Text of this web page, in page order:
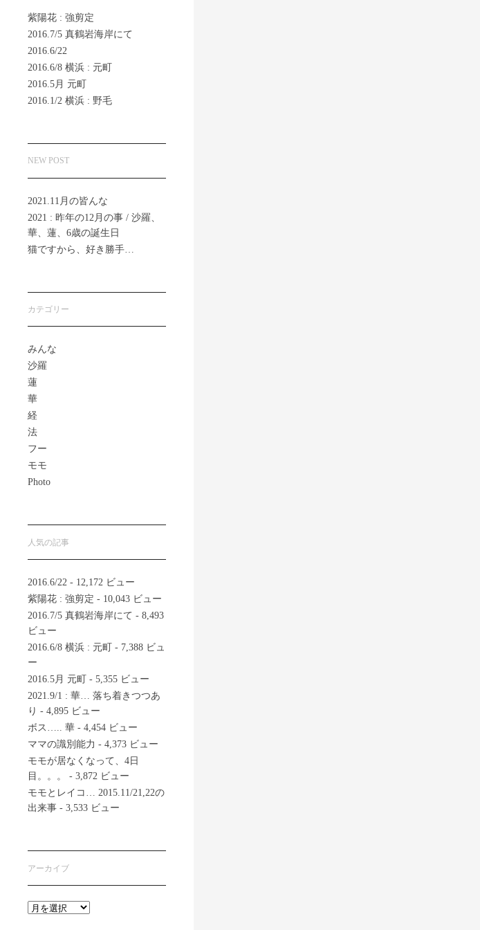
紫陽花 : 強剪定
2016.7/5 真鶴岩海岸にて
2016.6/22
2016.6/8 横浜 : 元町
2016.5月 元町
2016.1/2 横浜 : 野毛
NEW POST
2021.11月の皆んな
2021 : 昨年の12月の事 / 沙羅、
華、蓮、6歳の誕生日
猫ですから、好き勝手…
カテゴリー
みんな
沙羅
蓮
華
経
法
フー
モモ
Photo
人気の記事
2016.6/22 - 12,172 ビュー
紫陽花 : 強剪定 - 10,043 ビュー
2016.7/5 真鶴岩海岸にて - 8,493
ビュー
2016.6/8 横浜 : 元町
- 7,388 ビュ
ー
2016.5月 元町
- 5,355 ビュー
2021.9/1 : 華… 落ち着きつつあ
り - 4,895 ビュー
ボス….. 華 - 4,454 ビュー
ママの識別能力 - 4,373 ビュー
モモが居なくなって、4日
目。。。
- 3,872 ビュー
モモとレイコ… 2015.11/21,22の
出来事 - 3,533 ビュー
アーカイブ
ア